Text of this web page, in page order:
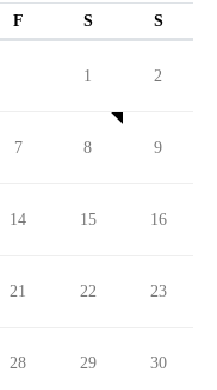
F S S
1 2
7 8 9
14 15 16
21 22 23
28 29 30